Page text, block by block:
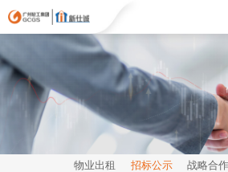
物业出租 招标公示 战略合作